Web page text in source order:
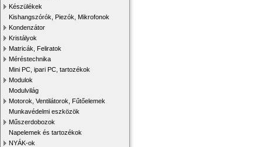
Készülékek
Kishangszórók, Piezók, Mikrofonok
Kondenzátor
Kristályok
Matricák, Feliratok
Méréstechnika
Mini PC, ipari PC, tartozékok
Modulok
Modulvilág
Motorok, Ventilátorok, Fűtőelemek
Munkavédelmi eszközök
Műszerdobozok
Napelemek és tartozékok
NYÁK-ok